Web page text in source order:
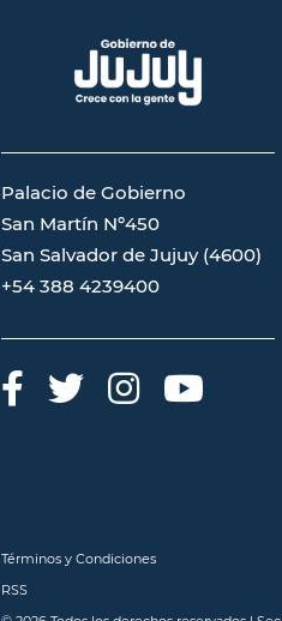
Palacio de Gobierno
San Martín Nº450
San Salvador de Jujuy (4600)
+54 388 4239400
Términos y Condiciones
RSS